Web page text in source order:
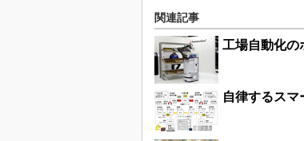
関連記事
工場自動化の
自律するス